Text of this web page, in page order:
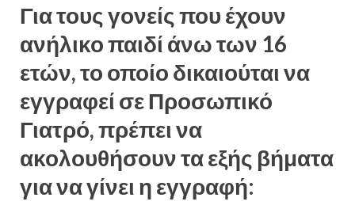
Για τους γονείς που έχουν
ανήλικο παιδί άνω των 16
ετών, το οποίο δικαιούται να
εγγραφεί σε Προσωπικό
Γιατρό, πρέπει να
ακολουθήσουν τα εξής βήματα
για να γίνει η εγγραφή: